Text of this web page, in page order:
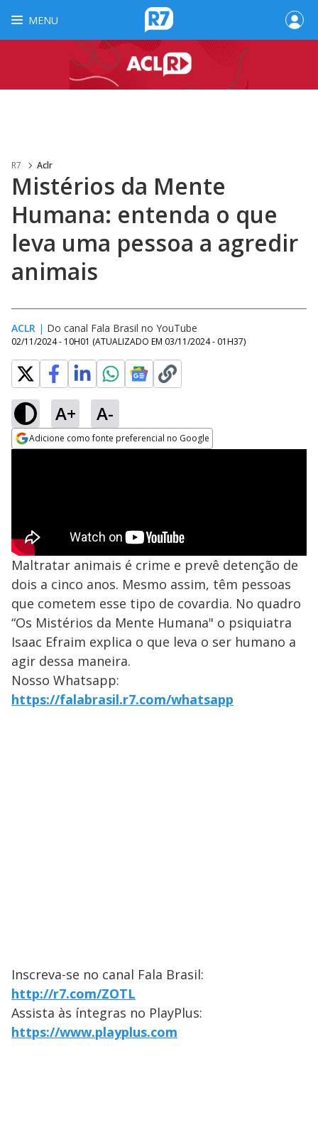
MENU
R7 Aclr
Mistérios da Mente
Humana: entenda o que
leva uma pessoa a agredir
animais
ACLR | Do canal Fala Brasil no YouTube
02/11/2024 - 10H01 (ATUALIZADO EM 03/11/2024 - 01H37)
A+ A-
Adicione como fonte preferencial no Google
Maltratar animais é crime e prevê detenção de
dois a cinco anos. Mesmo assim, têm pessoas
que cometem esse tipo de covardia. No quadro
“Os Mistérios da Mente Humana" o psiquiatra
Isaac Efraim explica o que leva o ser humano a
agir dessa maneira.
Nosso Whatsapp:
https://falabrasil.r7.com/whatsapp
Inscreva-se no canal Fala Brasil:
http://r7.com/ZOTL
Assista às íntegras no PlayPlus:
https://www.playplus.com